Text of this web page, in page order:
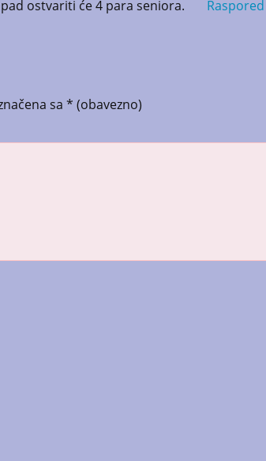
ostvariti će 4 para seniora.
Raspored
sa * (obavezno)